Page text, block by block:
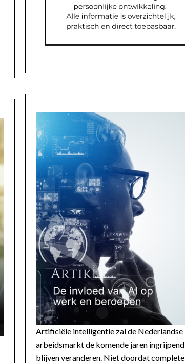
Artificiële intelligentie zal de Nederlandse
arbeidsmarkt de komende jaren ingrijpend
blijven veranderen. Niet doordat complete